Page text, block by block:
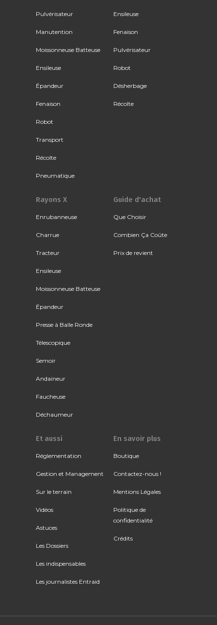
Pulvérisateur
Manutention
Moissonneuse Batteuse
Ensileuse
Épandeur
Fenaison
Robot
Transport
Récolte
Pneumatique
Ensileuse
Fenaison
Pulvérisateur
Robot
Désherbage
Récolte
Rayons X
Enrubanneuse
Charrue
Tracteur
Ensileuse
Moissonneuse Batteuse
Épandeur
Presse à Balle Ronde
Télescopique
Semoir
Andaineur
Faucheuse
Déchaumeur
Guide d'achat
Que Choisir
Combien Ça Coûte
Prix de revient
Et aussi
Réglementation
Gestion et Management
Sur le terrain
Vidéos
Astuces
Les Dossiers
Les indispensables
Les journalistes Entraid
En savoir plus
Boutique
Contactez-nous !
Mentions Légales
Politique de
confidentialité
Crédits